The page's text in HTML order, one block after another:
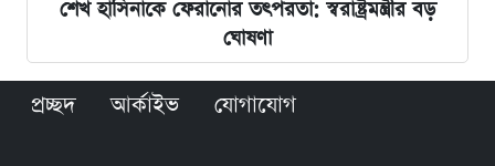
শেখ হাসিনাকে ফেরানোর তৎপরতা: স্বরাষ্ট্রমন্ত্রীর বড়
ঘোষণা
প্রচ্ছদ আর্কাইভ যোগাযোগ